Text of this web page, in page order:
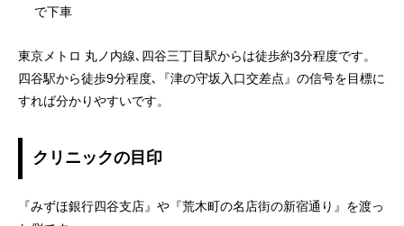
で下車
東京メトロ 丸ノ内線､四谷三丁目駅からは徒歩約3分程度です。
四谷駅から徒歩9分程度､『津の守坂入口交差点』の信号を目標に
すれば分かりやすいです。
クリニックの目印
『みずほ銀行四谷支店』や『荒木町の名店街の新宿通り』を渡っ